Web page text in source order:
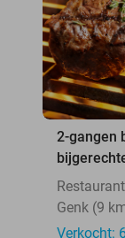
2-gangen
Genk (9
Verkocht: